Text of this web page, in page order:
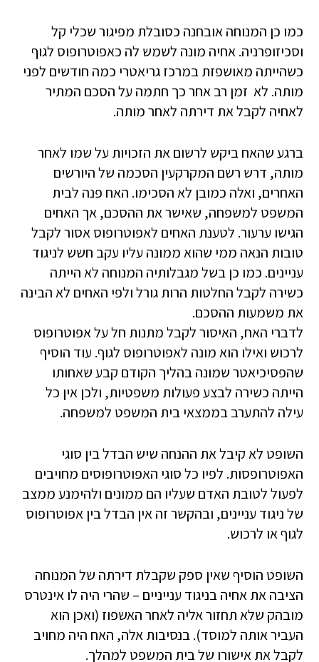
כמו כן המנוחה אובחנה כסובלת מפיגור שכלי קל
וסכיזופרניה. אחיה מונה לשמש לה כאפוטרופוס לגוף
כשהייתה מאושפזת במרכז גריאטרי כמה חודשים לפני
מותה. לא זמן רב אחר כך חתמה על הסכם המתיר
לאחיה לקבל את דירתה לאחר מותה.
ברגע שהאח ביקש לרשום את הזכויות על שמו לאחר
מותה, דרש רשם המקרקעין הסכמה של היורשים
האחרים, ואלה כמובן לא הסכימו. האח פנה לבית
המשפט למשפחה, שאישר את ההסכם, אך האחים
הגישו ערעור. לטענת האחים לאפוטרופוס אסור לקבל
טובות הנאה ממי שהוא ממונה עליו עקב חשש לניגוד
עניינים. כמו כן בשל מגבלותיה המנוחה לא הייתה
כשירה לקבל החלטות הרות גורל ולפי האחים לא הבינה
את משמעות ההסכם.
לדברי האח, האיסור לקבל מתנות חל על אפוטרופוס
לרכוש ואילו הוא מונה לאפוטרופוס לגוף. עוד הוסיף
שהפסיכיאטר שמונה בהליך הקודם קבע שאחותו
הייתה כשירה לבצע פעולות משפטיות, ולכן אין כל
עילה להתערב בממצאי בית המשפט למשפחה.
השופט לא קיבל את ההנחה שיש הבדל בין סוגי
האפוטרופסות. לפיו כל סוגי האפוטרופוסים מחויבים
לפעול לטובת האדם שעליו הם ממונים ולהימנע ממצב
של ניגוד עניינים, ובהקשר זה אין הבדל בין אפוטרופוס
לגוף או לרכוש.
השופט הוסיף שאין ספק שקבלת דירתה של המנוחה
הציבה את אחיה בניגוד ענייניים – שהרי היה לו אינטרס
מובהק שלא תחזור אליה לאחר האשפוז (ואכן הוא
העביר אותה למוסד). בנסיבות אלה, האח היה מחויב
לקבל את אישורו של בית המשפט למהלך.